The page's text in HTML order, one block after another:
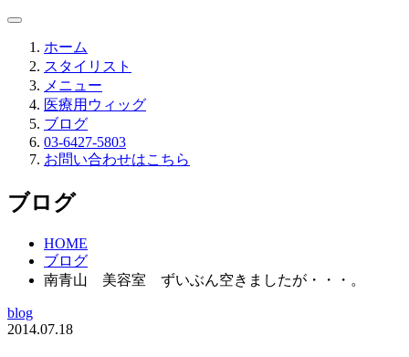
ホーム
スタイリスト
メニュー
医療用ウィッグ
ブログ
03-6427-5803
お問い合わせはこちら
ブログ
HOME
ブログ
南青山 美容室 ずいぶん空きましたが・・・。
blog
2014.07.18